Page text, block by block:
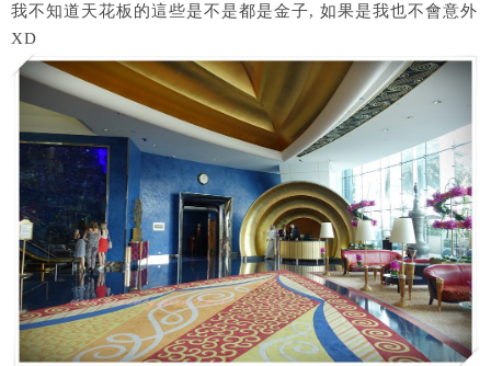
我不知道天花板的這些是不是都是金子, 如果是我也不會意外
XD